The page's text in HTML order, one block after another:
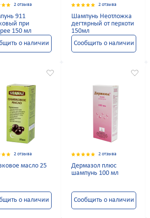
2 отзыва
911
при
150 мл
о наличии
2 отзыва
Шампунь Неотложка
дегтярный от перхоти
150мл
Сообщить о наличии
2 отзыва
масло 25
о наличии
2 отзыва
Дермазол плюс
шампунь 100 мл
Сообщить о наличии